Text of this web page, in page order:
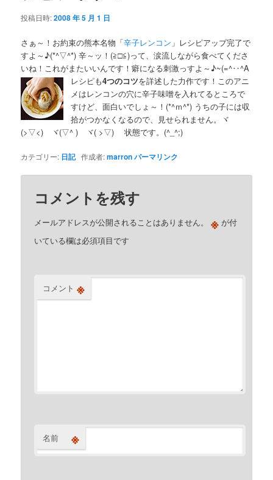
ン
投稿日時:2008 年 5 月 1 日
さぁ～！お約束の熊本名物「辛子レンコン 」レシピアップ完了で
すよ～♪(*^▽^*) 辛～ッ！(≧□≦)って、涙流しながら食べてくださ
いね！これがまたいいんです！癖になる刺激っすよ～♪~(=^‥^A
レシピも4つのコツを詳述した力作です！このアニ
メはレンコンの穴に辛子味噌を入れてるところで
すけど、面白いでしょ～！(*^ｍ^*) うちの子には収
拾がつかなくなるので、見せられません。ヾ
(>▽<)ゞヾ(▽^ )ゞヾ( >▽)ゞ 状態です。(^_^;)
カテゴリー: 日記作成者:marronパーマリンク
コメントを残す
メールアドレスが公開されることはありません。 ※ が付
いている欄は必須項目です
コメント ※
名前 ※